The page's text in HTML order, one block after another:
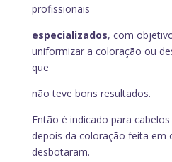
profissionais
especializados, com
uniformizar a coloração ou
que
não teve bons resultados.
Então é indicado para
depois da coloração feita em
desbotaram.